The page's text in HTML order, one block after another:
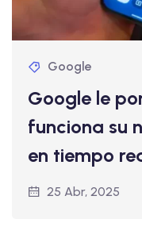
Google
Google le
funciona su
en tiempo
25 Abr, 2025